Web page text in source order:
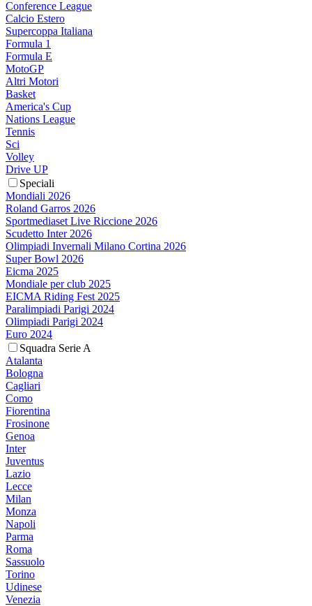
Conference League
Calcio Estero
Supercoppa Italiana
Formula 1
Formula E
MotoGP
Altri Motori
Basket
America's Cup
Nations League
Tennis
Sci
Volley
Drive UP
Speciali
Mondiali 2026
Roland Garros 2026
Sportmediaset Live Riccione 2026
Scudetto Inter 2026
Olimpiadi Invernali Milano Cortina 2026
Super Bowl 2026
Eicma 2025
Mondiale per club 2025
EICMA Riding Fest 2025
Paralimpiadi Parigi 2024
Olimpiadi Parigi 2024
Euro 2024
Squadra Serie A
Atalanta
Bologna
Cagliari
Como
Fiorentina
Frosinone
Genoa
Inter
Juventus
Lazio
Lecce
Milan
Monza
Napoli
Parma
Roma
Sassuolo
Torino
Udinese
Venezia